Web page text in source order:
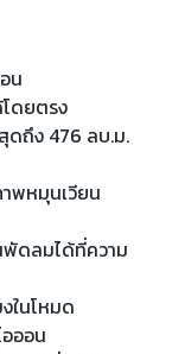
น
โดยตรง
ดถึง 476 ลบ.ม.
พหมุนเวียน
พัดลมได้ที่ความ
ในโหมด
ออน